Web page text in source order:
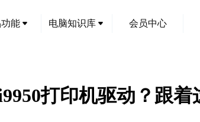
能 电脑知识库 会员中心
打印机驱动？跟着